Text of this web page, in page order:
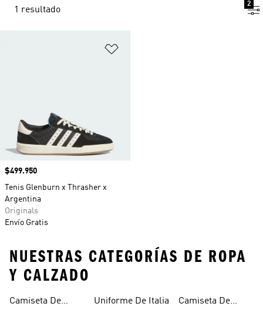
1 resultado
2
Precio
$499.950
Tenis Glenburn x Thrasher x
Argentina
Originals
Envío Gratis
NUESTRAS CATEGORÍAS DE ROPA
Y CALZADO
Camiseta De
Uniforme De Italia
Camiseta De